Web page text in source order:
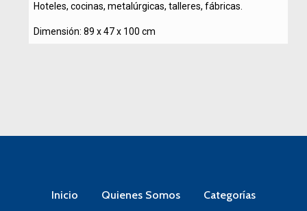
Hoteles, cocinas, metalúrgicas, talleres, fábricas.
Dimensión: 89 x 47 x 100 cm
Inicio Quienes Somos
Categorías